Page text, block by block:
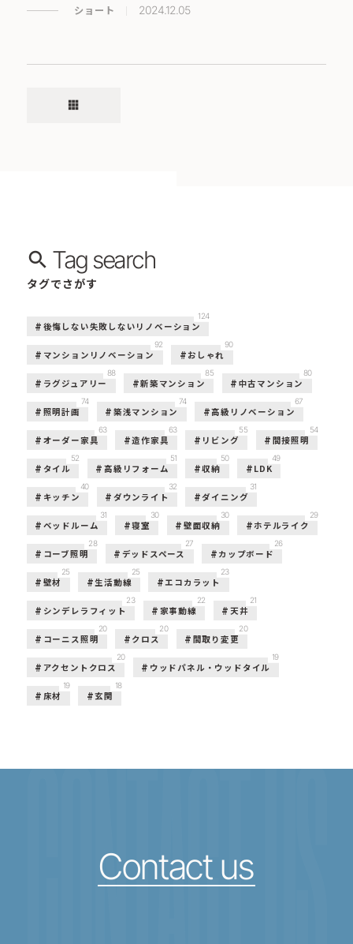
ショート 2024.12.05
apps
Tag search
タグでさがす
後悔しない失敗しないリノベーション
124
マンションリノベーション
92
おしゃれ
90
ラグジュアリー
88
新築マンション
85
中古マンション
80
照明計画
74
築浅マンション
74
高級リノベーション
67
オーダー家具
63
造作家具
63
リビング
55
間接照明
54
タイル
52
高級リフォーム
51
収納
50
LDK
49
キッチン
40
ダウンライト
32
ダイニング
31
ベッドルーム
31
寝室
30
壁面収納
30
ホテルライク
29
コーブ照明
28
デッドスペース
27
カップボード
26
壁材
25
生活動線
25
エコカラット
23
シンデレラフィット
23
家事動線
22
天井
21
コーニス照明
20
クロス
20
間取り変更
20
アクセントクロス
20
ウッドパネル・ウッドタイル
19
床材
19
玄関
18
CONTACT US
Contact us